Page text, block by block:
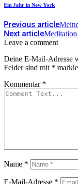
Ein Jahr in New York
Previous article
Next article
Leave a comment
Deine E-Mail-Adresse
Felder sind mit *
Kommentar *
Name *
E-Mail-Adresse *